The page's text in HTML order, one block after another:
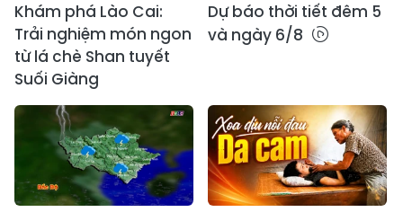
Khám phá Lào Cai:
Trải nghiệm món ngon
từ lá chè Shan tuyết
Suối Giàng
Dự báo thời tiết đêm 5
và ngày 6/8